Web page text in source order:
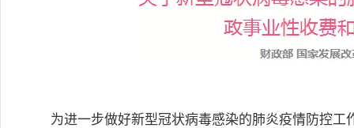
为进一步做好新型冠状病毒感染的肺炎疫情防控工